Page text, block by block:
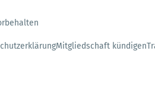
Mitgliedschaft kündigen